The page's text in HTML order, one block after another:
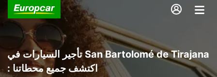
تأجير السيارات في San Bartolomé de Tirajana
: اكتشف جميع محطاتنا